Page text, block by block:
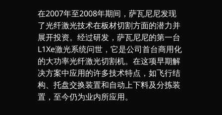
在2007年至2008年期间，萨瓦尼尼发现
了光纤激光技术在板材切割方面的潜力并
展开投资。经过研发，萨瓦尼尼的第一台
L1Xe激光系统问世，它是公司首台商用化
的大功率光纤激光切割机。在这项早期解
决方案中应用的许多技术特点，如飞行结
构、托盘交换装置和自动上下料及分拣装
置，至今仍为业内所应用。